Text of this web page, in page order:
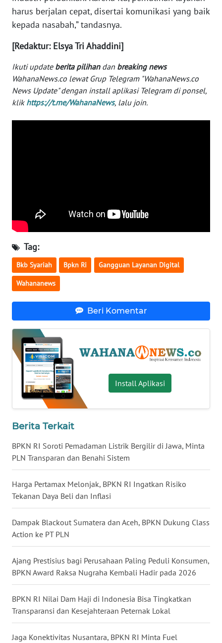
harus berjalan cepat, disertai komunikasi yang baik
kepada nasabah,” tandasnya.
[Redaktur: Elsya Tri Ahaddini]
Ikuti update berita pilihandan breaking news
WahanaNews.co lewat Grup Telegram "WahanaNews.co
News Update" dengan install aplikasi Telegram di ponsel,
klik https://t.me/WahanaNews, lalu join.
Tag:
Bkb Syariah Bpkn Ri Gangguan Layanan Digital
Wahananews
Beri Komentar
Install Aplikasi
Berita Terkait
BPKN RI Soroti Pemadaman Listrik Bergilir di Jawa, Minta
PLN Transparan dan Benahi Sistem
Harga Pertamax Melonjak, BPKN RI Ingatkan Risiko
Tekanan Daya Beli dan Inflasi
Dampak Blackout Sumatera dan Aceh, BPKN Dukung Class
Action ke PT PLN
Ajang Prestisius bagi Perusahaan Paling Peduli Konsumen,
BPKN Award Raksa Nugraha Kembali Hadir pada 2026
BPKN RI Nilai Dam Haji di Indonesia Bisa Tingkatkan
Transparansi dan Kesejahteraan Peternak Lokal
Jaga Konektivitas Nusantara, BPKN RI Minta Fuel
WN
NUSANTARA
WN
JATIM
WN
WN
KALTARA
WN
KALSEL
WN
SULSEL
WN
GORONTALO
SULUT
WN
WN
MALUT
WN
DAIRI
WN
DANAU
TOBA
WN
NIAS